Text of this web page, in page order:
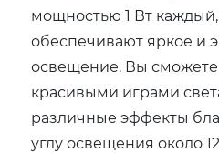
мощностью 1 Вт
обеспечивают яркое и
освещение. Вы сможете
красивыми играми
различные эффекты
углу освещения около